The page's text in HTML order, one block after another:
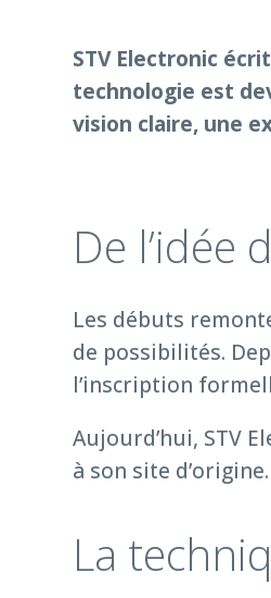
STV Electronic
technologie est
vision claire, une
De
Les débuts
de possibilités.
l’inscription
Aujourd’hui, STV
à son site d’origine.
La